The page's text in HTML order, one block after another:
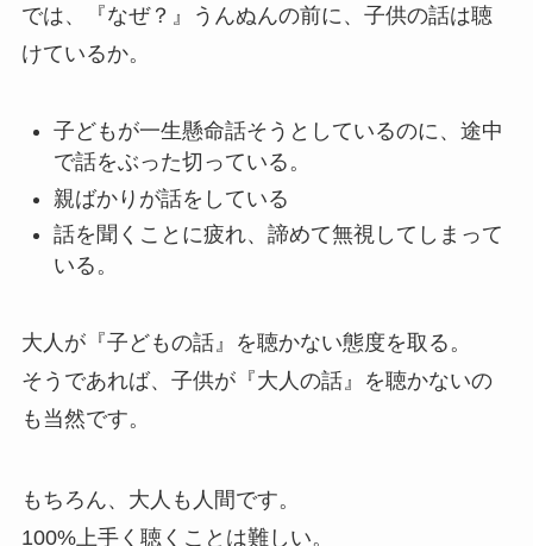
では、『なぜ？』うんぬんの前に、子供の話は聴
けているか。
子どもが一生懸命話そうとしているのに、途中
で話をぶった切っている。
親ばかりが話をしている
話を聞くことに疲れ、諦めて無視してしまって
いる。
大人が『子どもの話』を聴かない態度を取る。
そうであれば、子供が『大人の話』を聴かないの
も当然です。
もちろん、大人も人間です。
100%上手く聴くことは難しい。